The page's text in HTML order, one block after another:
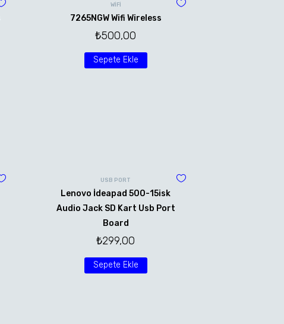
WİFİ
7265NGW Wifi Wireless
₺500,00
Sepete Ekle
USB PORT
Lenovo İdeapad 500-15isk
Audio Jack SD Kart Usb Port
Board
₺299,00
Sepete Ekle